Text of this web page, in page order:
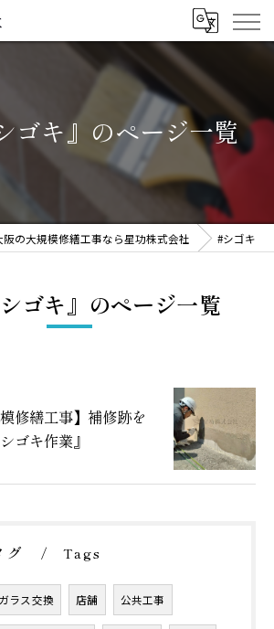
ゴキ』のページ一覧
阪の大規模修繕工事なら星功株式会社 #シゴキ
ゴキ』のページ一覧
修繕工事】補修跡を
ゴキ作業』
グ Tags
ガラス交換 店舗 公共工事